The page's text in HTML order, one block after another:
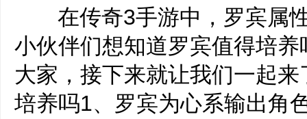
在传奇3手游中，罗宾属性
小伙伴们想知道罗宾值得培
大家，接下来就让我们一起
培养吗1、罗宾为心系输出角